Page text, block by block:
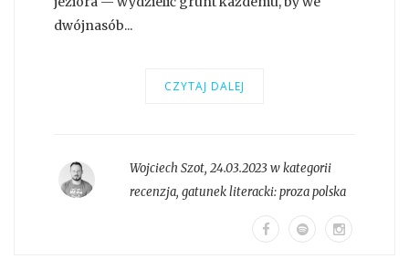
dwójnasób...
CZYTAJ DALEJ
Wojciech Szot, 24.03.2023 w kategorii
recenzja, gatunek literacki:proza polska